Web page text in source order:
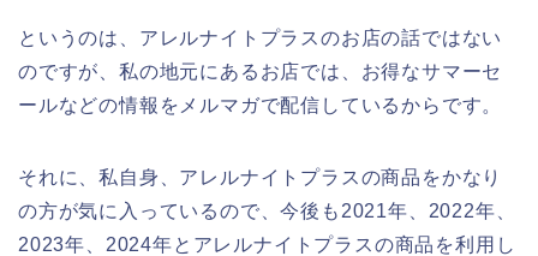
というのは、アレルナイトプラスのお店の話ではない
のですが、私の地元にあるお店では、お得なサマーセ
ールなどの情報をメルマガで配信しているからです。
それに、私自身、アレルナイトプラスの商品をかなり
の方が気に入っているので、今後も2021年、2022年、
2023年、2024年とアレルナイトプラスの商品を利用し